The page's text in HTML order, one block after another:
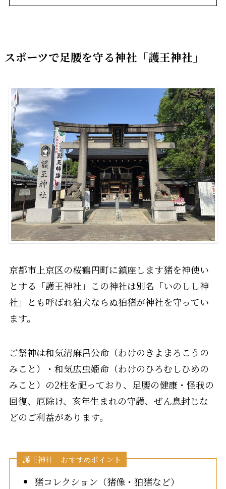
スポーツで足腰を守る神社「護王神社」
京都市上京区の桜鶴円町に鎮座します猪を神使い
とする「護王神社」この神社は別名「いのしし神
社」とも呼ばれ狛犬ならぬ狛猪が神社を守ってい
ます。
ご祭神は和気清麻呂公命（わけのきよまろこうの
みこと）・和気広虫姫命（わけのひろむしひめの
みこと）の2柱を祀っており、足腰の健康・怪我の
回復、厄除け、亥年生まれの守護、ぜん息封じな
どのご利益があります。
護王神社 おすすめポイント
猪コレクション（猪像・狛猪など）